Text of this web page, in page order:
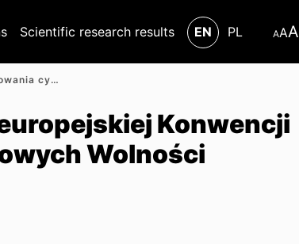
Scientific research results EN PL AAA
Stosunek postępowania cywilnego do europejskiej Konwencji o Ochronie Prawa Człowieka i Podstawowych Wolności
Konwencji
Wolności